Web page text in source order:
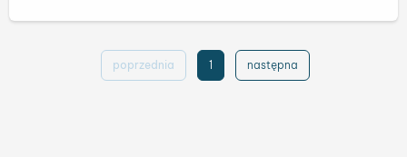
poprzednia 1 następna